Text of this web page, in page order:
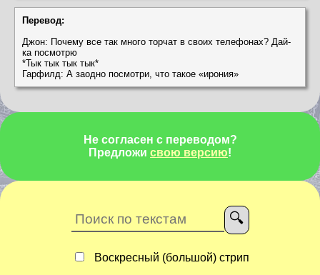
Перевод:
Джон: Почему все так много торчат в своих телефонах? Дай-
ка посмотрю
*Тык тык тык тык*
Гарфилд: А заодно посмотри, что такое «ирония»
Не согласен с переводом?
Предложи свою версию!
Воскресный (большой) стрип